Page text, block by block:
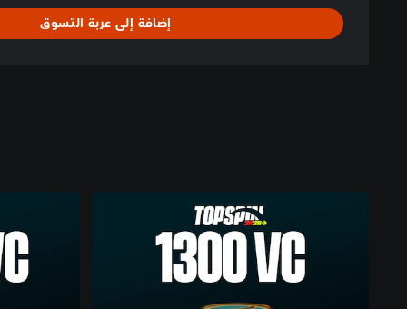
إضافة إلى عربة التسوق